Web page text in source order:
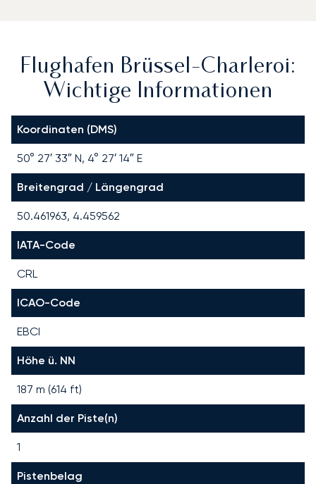
Flughafen Brüssel-Charleroi:
Wichtige Informationen
Koordinaten (DMS)
50° 27′ 33″ N, 4° 27′ 14″ E
Breitengrad / Längengrad
50.461963, 4.459562
IATA-Code
CRL
ICAO-Code
EBCI
Höhe ü. NN
187 m (614 ft)
Anzahl der Piste(n)
1
Pistenbelag